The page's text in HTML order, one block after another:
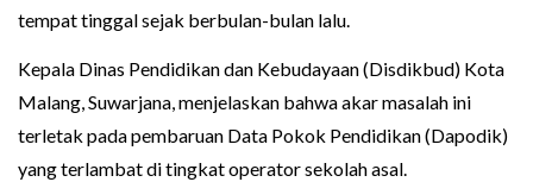
tempat tinggal sejak berbulan-bulan lalu.
Kepala Dinas Pendidikan dan Kebudayaan (Disdikbud) Kota
Malang, Suwarjana, menjelaskan bahwa akar masalah ini
terletak pada pembaruan Data Pokok Pendidikan (Dapodik)
yang terlambat di tingkat operator sekolah asal.